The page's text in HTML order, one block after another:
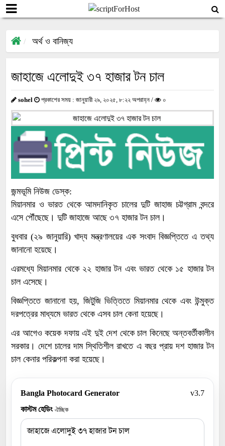
অর্থ ও বানিজ্য
জাহাজে এলোদুই ৩৭ হাজার টন চাল
sohel প্রকাশের সময় : জানুয়ারী ২৯, ২০২৫, ৮:২২ অপরাহ্ন / ০
জন্মভূমি নিউজ ডেস্ক:
মিয়ানমার ও ভারত থেকে আমদানিকৃত চালের দুটি জাহাজ চট্টগ্রাম বন্দরে
এসে পৌঁছেছে। দুটি জাহাজে আছে ৩৭ হাজার টন চাল।
বুধবার (২৯ জানুয়ারি) খাদ্য মন্ত্রণালয়ের এক সংবাদ বিজ্ঞপ্তিতে এ তথ্য
জানানো হয়েছে।
এরমধ্যে মিয়ানমার থেকে ২২ হাজার টন এবং ভারত থেকে ১৫ হাজার টন
চাল এসেছে।
বিজ্ঞপ্তিতে জানানো হয়, জিটুজি ভিত্তিতে মিয়ানমার থেকে এবং উন্মুক্ত
দরপত্রের মাধ্যমে ভারত থেকে এসব চাল কেনা হয়েছে।
এর আগেও কয়েক দফায় এই দুই দেশ থেকে চাল কিনেছে অন্তবর্তীকালীন
সরকার। দেশে চালের দাম স্থিতিশীল রাখতে এ বছর প্রায় দশ হাজার টন
চাল কেনার পরিকল্পনা করা হয়েছে।
Bangla Photocard Generator
v3.7
কাস্টম হেডিং ঐচ্ছিক